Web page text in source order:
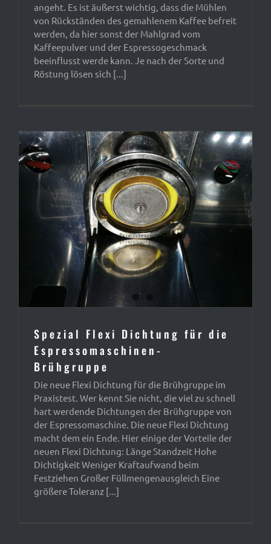
angeht. Es ist äußerst wichtig, dass die Mühlen
von Rückständen des gemahlenem Kaffee befreit
werden, da hier sonst der Mahlgrad vom
Kaffeepulver und der Espressogeschmack
beeinflusst werde kann. Je nach der Sorte und
Röstung lösen sich [...]
Spezial Flexi Dichtung für die
Espressomaschinen-
Brühgruppe
Die neue Flexi Dichtung für die Brühgruppe im
Praxistest. Wer kennt Sie nicht, die viel zu schnell
hart werdende Dichtungen der Brühgruppe von
der Espressomaschine. Die neue Flexi Dichtung
macht dem ein Ende. Hier einige der Vorteile der
neuen Flexi Dichtung: Länge Standzeit Hohe
Dichtigkeit Weniger Kraftaufwand beim
Festziehen Großer Füllmengenausgleich Eine
größere Toleranz [...]